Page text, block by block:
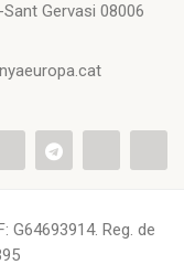
Gervasi 08006
G64693914. Reg. de